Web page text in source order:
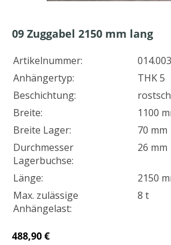
09 Zuggabel 2150 mm lang
Artikelnummer:
Anhängertyp:
THK 5
Beschichtung:
Breite:
1100
Breite Lager:
70 mm
Durchmesser
Lagerbuchse:
26 mm
Länge:
2150
Max. zulässige
Anhängelast:
8 t
488,90 €